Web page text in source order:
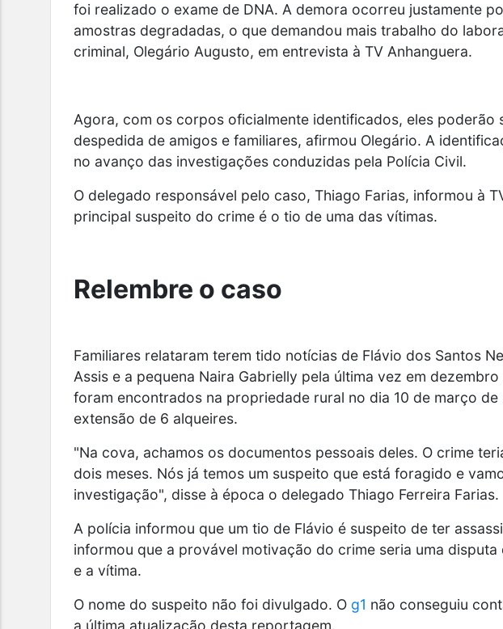
foi realizado o exame de DNA. A demora ocorreu justamente
amostras degradadas, o que demandou mais trabalho do
criminal, Olegário Augusto, em entrevista à TV Anhanguera.
Agora, com os corpos oficialmente identificados, eles poderão
despedida de amigos e familiares, afirmou Olegário. A
no avanço das investigações conduzidas pela Polícia Civil.
O delegado responsável pelo caso, Thiago Farias, informou à
principal suspeito do crime é o tio de uma das vítimas.
Relembre o caso
Familiares relataram terem tido notícias de Flávio dos Santos
Assis e a pequena Naira Gabrielly pela última vez em
foram encontrados na propriedade rural no dia 10 de março
extensão de 6 alqueires.
"Na cova, achamos os documentos pessoais deles. O crime
dois meses. Nós já temos um suspeito que está foragido e
investigação", disse à época o delegado Thiago Ferreira Farias.
A polícia informou que um tio de Flávio é suspeito de ter
informou que a provável motivação do crime seria uma
e a vítima.
O nome do suspeito não foi divulgado. O g1 não conseguiu